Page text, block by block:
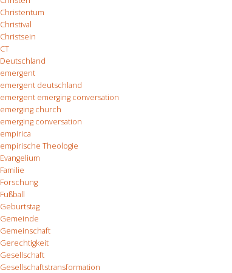
Christentum
Christival
Christsein
CT
Deutschland
emergent
emergent deutschland
emergent emerging conversation
emerging church
emerging conversation
empirica
empirische Theologie
Evangelium
Familie
Forschung
Fußball
Geburtstag
Gemeinde
Gemeinschaft
Gerechtigkeit
Gesellschaft
Gesellschaftstransformation